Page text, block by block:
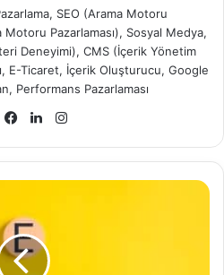
SEO (Arama Motoru
Pazarlaması), Sosyal Medya,
Deneyimi), CMS (İçerik Yönetim
E-Ticaret, İçerik Oluşturucu, Google
Performans Pazarlaması